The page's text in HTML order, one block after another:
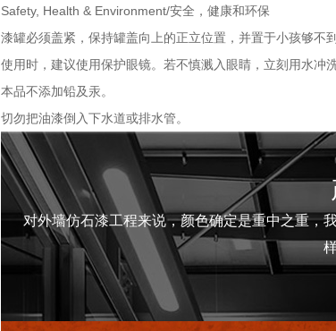
Safety, Health & Environment/安全，健康和环保
漆罐必须盖紧，保持罐盖向上的正立位置，并置于小孩够不到
使用时，建议使用保护眼镜。若不慎溅入眼睛，立刻用水冲
本品不添加铅及汞。
切勿把油漆倒入下水道或排水管。
对外墙仿石漆工程来说，颜色确定是重中之重，